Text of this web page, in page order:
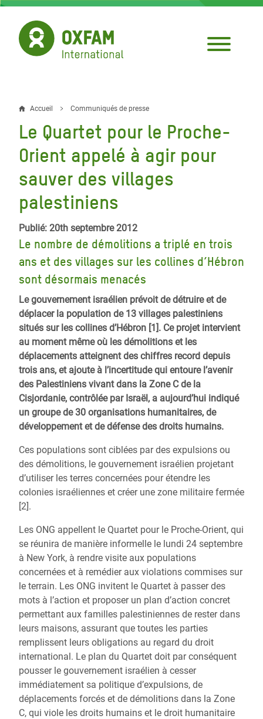
Aller
contenu
principal
Fil
d'Ariane
Accueil Communiqués de presse
Le Quartet pour le Proche-
Orient appelé à agir pour
sauver des villages
palestiniens
Publié: 20th septembre 2012
Le nombre de démolitions a triplé en trois
ans et des villages sur les collines d’Hébron
sont désormais menacés
Le gouvernement israélien prévoit de détruire et de
déplacer la population de 13 villages palestiniens
situés sur les collines d’Hébron [1]. Ce projet intervient
au moment même où les démolitions et les
déplacements atteignent des chiffres record depuis
trois ans, et ajoute à l’incertitude qui entoure l’avenir
des Palestiniens vivant dans la Zone C de la
Cisjordanie, contrôlée par Israël, a aujourd’hui indiqué
un groupe de 30 organisations humanitaires, de
développement et de défense des droits humains.
Ces populations sont ciblées par des expulsions ou
des démolitions, le gouvernement israélien projetant
d’utiliser les terres concernées pour étendre les
colonies israéliennes et créer une zone militaire fermée
[2].
Les ONG appellent le Quartet pour le Proche-Orient, qui
se réunira de manière informelle le lundi 24 septembre
à New York, à rendre visite aux populations
concernées et à remédier aux violations commises sur
le terrain. Les ONG invitent le Quartet à passer des
mots à l’action et proposer un plan d’action concret
permettant aux familles palestiniennes de rester dans
leurs maisons, assurant que toutes les parties
remplissent leurs obligations au regard du droit
international. Le plan du Quartet doit par conséquent
pousser le gouvernement israélien à cesser
immédiatement sa politique d’expulsions, de
déplacements forcés et de démolitions dans la Zone
C, qui viole les droits humains et le droit humanitaire